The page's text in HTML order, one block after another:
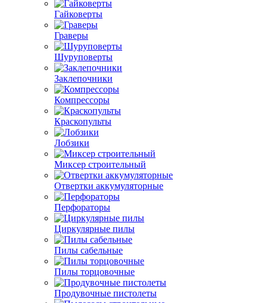
Гайковерты
Граверы
Шуруповерты
Заклепочники
Компрессоры
Краскопульты
Лобзики
Миксер строительный
Отвертки аккумуляторные
Перфораторы
Циркулярные пилы
Пилы сабельные
Пилы торцовочные
Продувочные пистолеты